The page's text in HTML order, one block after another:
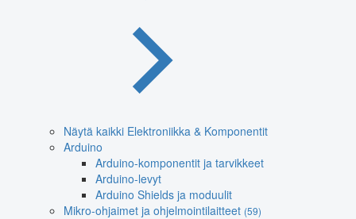
Näytä kaikki Elektroniikka & Komponentit
Arduino
Arduino-komponentit ja tarvikkeet
Arduino-levyt
Arduino Shields ja moduulit
Mikro-ohjaimet ja ohjelmointilaitteet (59)